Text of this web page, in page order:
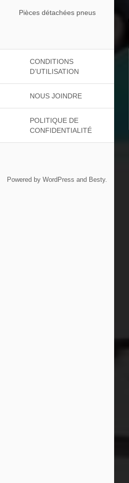
Pièces détachées pneus
CONDITIONS
D’UTILISATION
NOUS JOINDRE
POLITIQUE DE
CONFIDENTIALITÉ
Powered by WordPress and Besty.